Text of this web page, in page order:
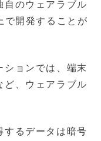
自のウェアラブル
で開発することが
ションでは、端末
ど、ウェアラブル
するデータは暗号